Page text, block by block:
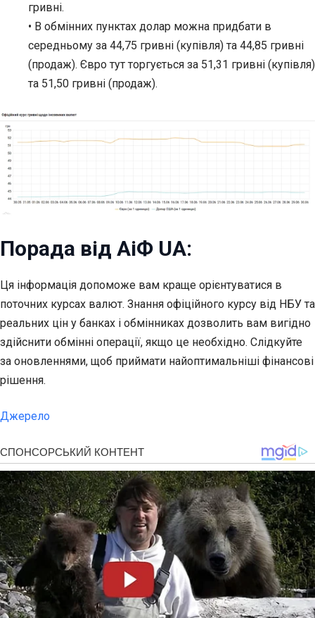
гривні.
• В обмінних пунктах долар можна придбати в
середньому за 44,75 гривні (купівля) та 44,85 гривні
(продаж). Євро тут торгується за 51,31 гривні (купівля)
та 51,50 гривні (продаж).
Порада від АіФ UA:
Ця інформація допоможе вам краще орієнтуватися в
поточних курсах валют. Знання офіційного курсу від НБУ та
реальних цін у банках і обмінниках дозволить вам вигідно
здійснити обмінні операції, якщо це необхідно. Слідкуйте
за оновленнями, щоб приймати найоптимальніші фінансові
рішення.
Джерело